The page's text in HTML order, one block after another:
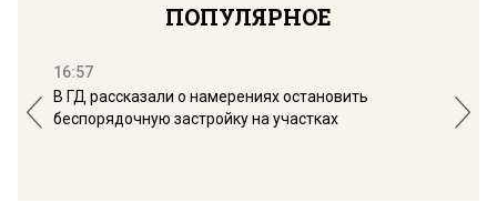
ПОПУЛЯРНОЕ
16:57
В ГД рассказали о намерениях остановить
беспорядочную застройку на участках